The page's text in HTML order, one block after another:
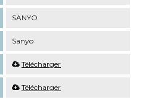
SANYO
Sanyo
Télécharger
Télécharger